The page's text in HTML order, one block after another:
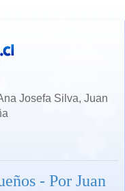
Josefa Silva, Juan
- Por Juan